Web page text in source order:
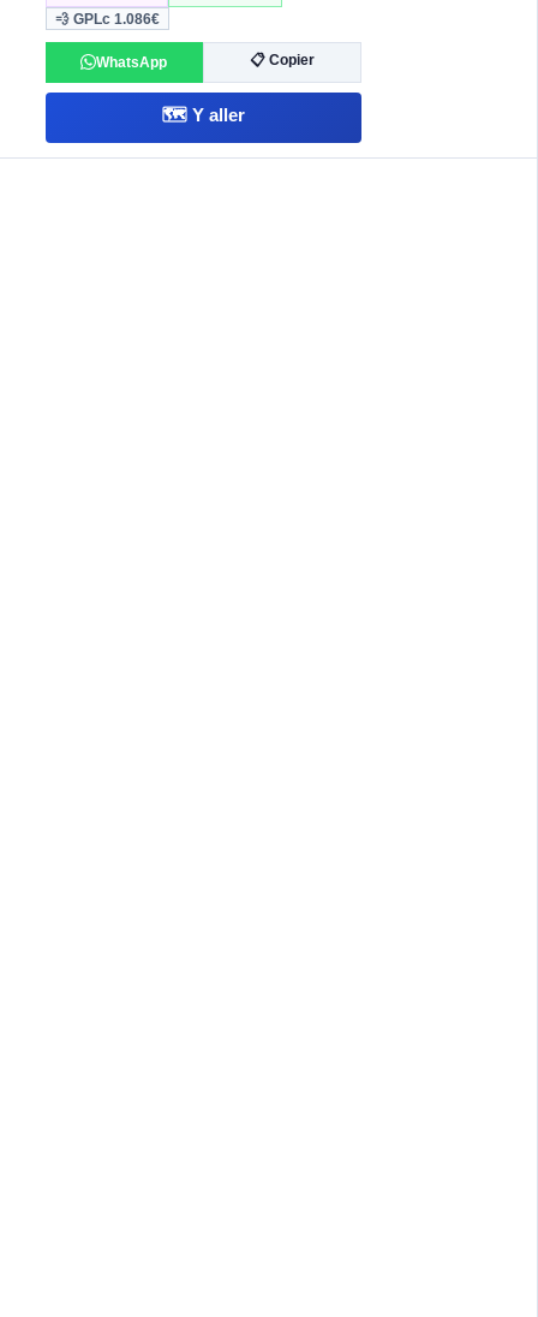
💨 GPLc1.086€
WhatsApp 📋 Copier
🗺️ Y aller